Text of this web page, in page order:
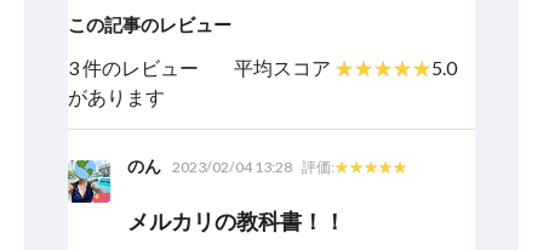
この記事のレビュー
3 件のレビュー
があります
平均スコア 5.0
のん 2023/02/04 13:28 評価:
メルカリの教科書！！